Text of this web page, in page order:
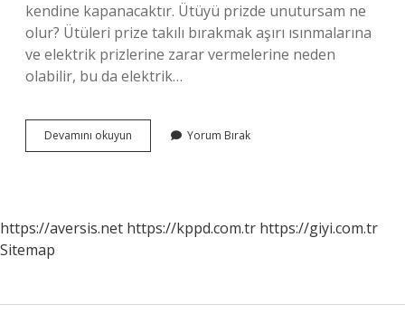
kendine kapanacaktır. Ütüyü prizde unutursam ne
olur? Ütüleri prize takılı bırakmak aşırı ısınmalarına
ve elektrik prizlerine zarar vermelerine neden
olabilir, bu da elektrik…
Devamını okuyun
Ütü
Yorum Bırak
https://aversis.net https://kppd.com.tr https://giyi.com.tr
Sitemap